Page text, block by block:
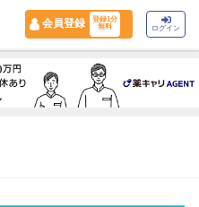
会員登録
登録1分
無料
ログイン